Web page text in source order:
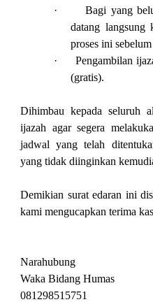
·
Bagi yang
datang langsung
proses ini
·
Pengambilan
(gratis).
Dihimbau kepada seluruh
ijazah agar segera
jadwal yang telah
yang tidak diinginkan
Demikian surat edaran ini
kami mengucapkan terima
Narahubung
Waka Bidang Humas
081298515751